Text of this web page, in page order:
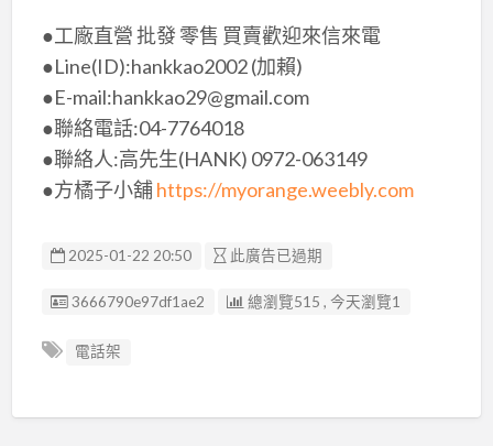
●工廠直營 批發 零售 買賣歡迎來信來電
●Line(ID):hankkao2002 (加賴)
●E-mail:hankkao29@gmail.com
●聯絡電話:04-7764018
●聯絡人:高先生(HANK) 0972-063149
●方橘子小舖https://myorange.weebly.com
2025-01-22 20:50 此廣告已過期
廣告编號
3666790e97df1ae2 總瀏覽515 , 今天瀏覽1
電話架